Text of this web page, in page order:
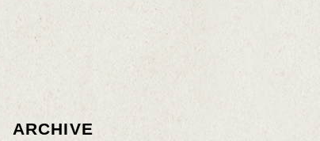
ARCHIVE